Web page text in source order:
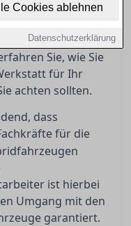
Cookies ablehnen
Datenschutzerklärung
um
betreuen? Die
der
Sie, wie Sie
für Ihr
achten sollten.
dass
für die
ist hierbei
Umgang mit den
garantiert.